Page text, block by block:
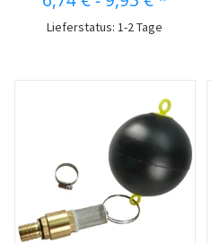
Lieferstatus: 1-2 Tage